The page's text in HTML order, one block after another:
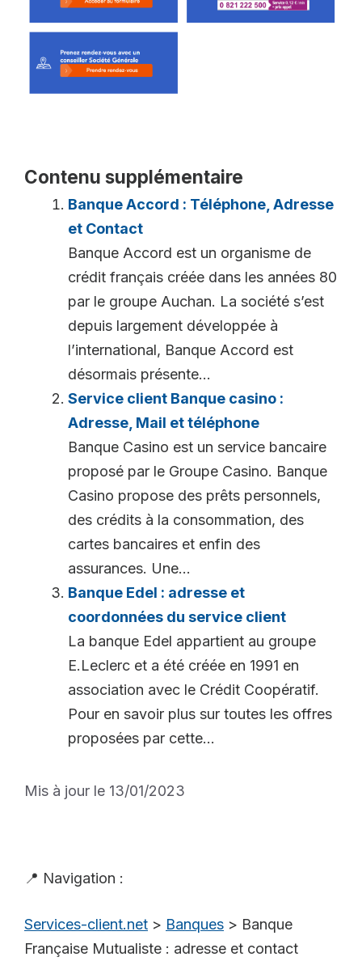
Contenu supplémentaire
Banque Accord : Téléphone, Adresse
et Contact
Banque Accord est un organisme de
crédit français créée dans les années 80
par le groupe Auchan. La société s’est
depuis largement développée à
l’international, Banque Accord est
désormais présente...
Service client Banque casino :
Adresse, Mail et téléphone
Banque Casino est un service bancaire
proposé par le Groupe Casino. Banque
Casino propose des prêts personnels,
des crédits à la consommation, des
cartes bancaires et enfin des
assurances. Une...
Banque Edel : adresse et
coordonnées du service client
La banque Edel appartient au groupe
E.Leclerc et a été créée en 1991 en
association avec le Crédit Coopératif.
Pour en savoir plus sur toutes les offres
proposées par cette...
Mis à jour le 13/01/2023
📍 Navigation :
Services-client.net > Banques > Banque
Française Mutualiste : adresse et contact